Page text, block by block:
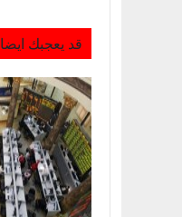
قد يعجبك ايضا